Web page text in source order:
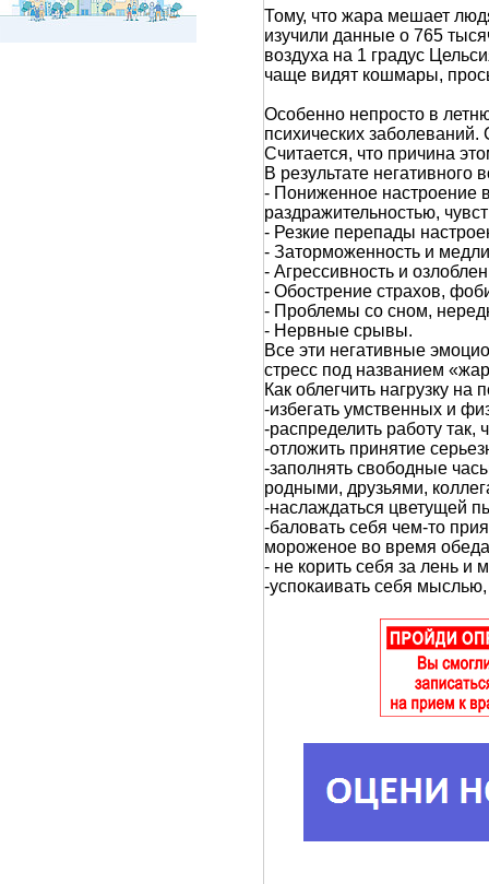
Тому, что жара мешает
изучили данные о 765
воздуха на 1 градус
чаще видят кошмары,
Особенно непросто в
психических заболеваний.
Считается, что причина
В результате негативного
- Пониженное настроение
раздражительностью,
- Резкие перепады
- Заторможенность и
- Агрессивность и
- Обострение страхов,
- Проблемы со сном,
- Нервные срывы.
Все эти негативные
стресс под названием
Как облегчить нагрузку
-избегать умственных и
-распределить работу
-отложить принятие
-заполнять свободные
родными, друзьями,
-наслаждаться цветущей
-баловать себя чем-то
мороженое во время обеда
- не корить себя за лень и
-успокаивать себя